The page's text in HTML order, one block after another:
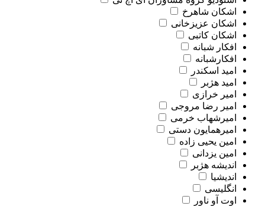
اشکان شاهرخ
اشکان عزیزخانی
اشکان کاتبی
افکار شبانه
افکارشبانه
امید اسکندر
امید هژبر
امیر خرازی
امیر رضا مروجی
امیرشهاب خرمی
امیرهمایون دستی
امین یحیی زاده
امین یزدانی
اندیشه هژبر
اندیشیا
انگلیسی
اوت آو ناور